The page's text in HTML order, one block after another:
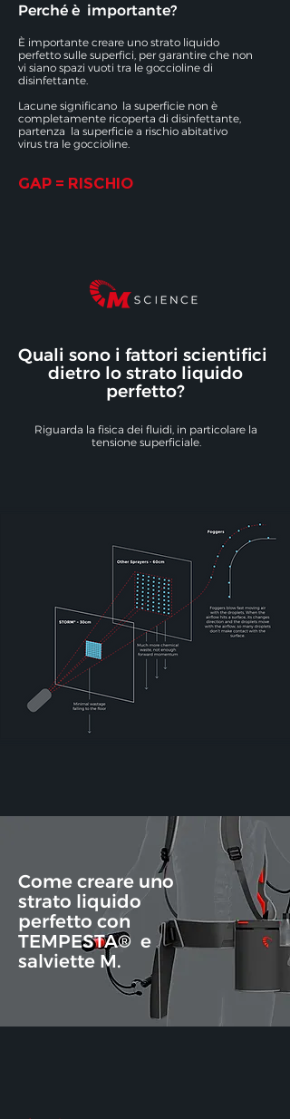
Perché è importante?
GAP = RISCHIO
È importante creare uno strato liquido
perfetto sulle superfici, per garantire che non
vi siano spazi vuoti tra le goccioline di
disinfettante.
Lacune significano la superficie non è
completamente ricoperta di disinfettante,
partenza la superficie a rischio abitativo
virus tra le goccioline.
Quali sono i fattori scientifici
dietro lo strato liquido
perfetto?
Riguarda la fisica dei fluidi, in particolare la
tensione superficiale.
Come creare uno
strato liquido
perfetto con
TEMPESTA® e
salviette M.